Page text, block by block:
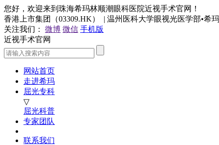
您好，欢迎来到珠海希玛林顺潮眼科医院近视手术官网！
香港上市集团（03309.HK） | 温州医科大学眼视光医学部•希
关注我们：
微博 微信 手机版
近视手术官网
网站首页
走进希玛
屈光专科
▽
屈光科普
专家团队
联系我们